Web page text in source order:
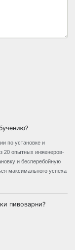
по установке и
20 опытных инженеров-
и бесперебойную
максимального успеха
пивоварни?